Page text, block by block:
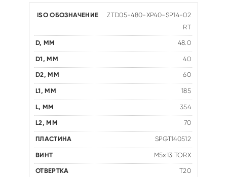
ZTD05-480-XP40-SP14-02
RT
48.0
40
60
185
354
70
SPGT140512
M5x13 TORX
T20